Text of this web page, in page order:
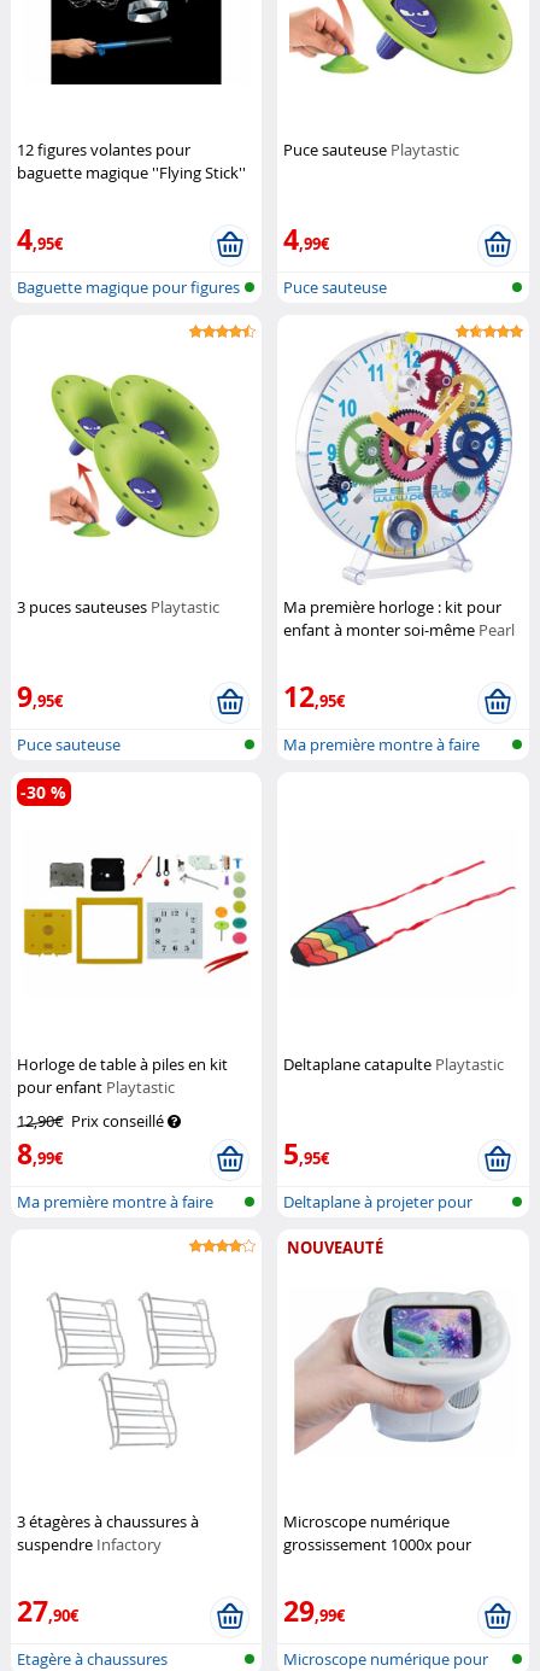
12 figures volantes pour
baguette magique ''Flying Stick''
4,95€
Baguette magique pour figures
Puce sauteuse Playtastic
4,99€
Puce sauteuse
3 puces sauteuses Playtastic
9,95€
Puce sauteuse
Ma première horloge : kit pour
enfant à monter soi-même Pearl
12,95€
Ma première montre à faire
Horloge de table à piles en kit
pour enfant Playtastic
12,90€ Prix conseillé
8,99€
-30 %
Ma première montre à faire
Deltaplane catapulte Playtastic
5,95€
Deltaplane à projeter pour
3 étagères à chaussures à
suspendre Infactory
27,90€
Etagère à chaussures
NOUVEAUTÉ
Microscope numérique
grossissement 1000x pour
29,99€
Microscope numérique pour